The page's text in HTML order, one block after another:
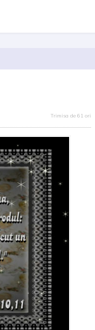
Trimisa de 61 ori